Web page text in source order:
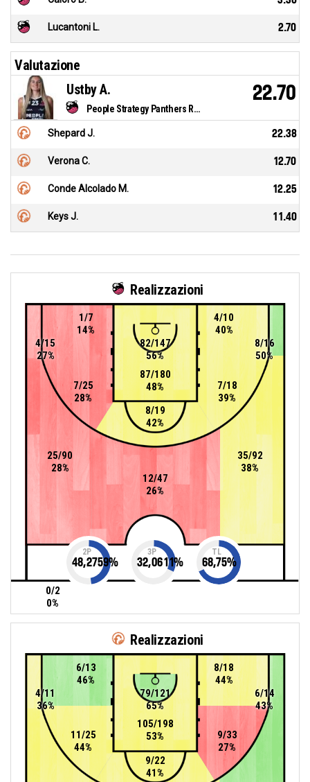
Lucantoni L. 2.70
Valutazione
People Strategy Panthers Roseto
Ustby A. 22.70
Shepard J. 22.38
Verona C. 12.70
Conde Alcolado M. 12.25
Keys J. 11.40
Realizzazioni
7/25
28%
82/147
56%
87/180
48%
35/92
38%
25/90
28%
12/47
26%
8/16
50%
7/18
39%
1/7
14%
8/19
42%
4/15
27%
4/10
40%
0/2
0%
2P
48,2759%
3P
32,0611%
TL
68,75%
Realizzazioni
105/198
53%
11/25
44%
6/14
43%
9/22
41%
9/33
27%
79/121
65%
6/13
46%
4/11
36%
8/18
44%